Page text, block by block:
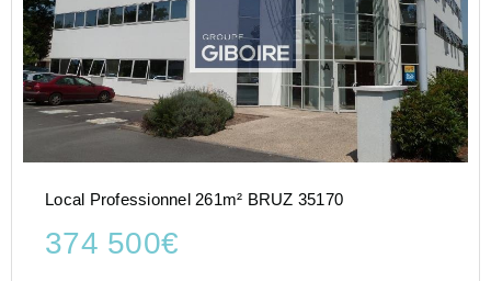
(35170)
Local Professionnel 261m² BRUZ 35170
374 500€